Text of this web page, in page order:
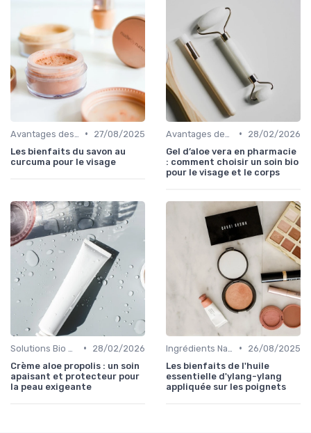
•
27/08/2025
Les bienfaits du savon au
curcuma pour le visage
•
28/02/2026
Gel d’aloe vera en pharmacie
: comment choisir un soin bio
pour le visage et le corps
•
28/02/2026
Crème aloe propolis : un soin
apaisant et protecteur pour
la peau exigeante
•
26/08/2025
Les bienfaits de l'huile
essentielle d'ylang-ylang
appliquée sur les poignets